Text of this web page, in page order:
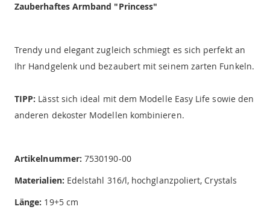
Zauberhaftes Armband "Princess"
Trendy und elegant zugleich schmiegt es sich perfekt an
Ihr Handgelenk und bezaubert mit seinem zarten Funkeln.
TIPP: Lässt sich ideal mit dem Modelle Easy Life sowie den
anderen dekoster Modellen kombinieren.
Artikelnummer: 7530190-00
Materialien: Edelstahl 316/l, hochglanzpoliert, Crystals
Länge: 19+5 cm